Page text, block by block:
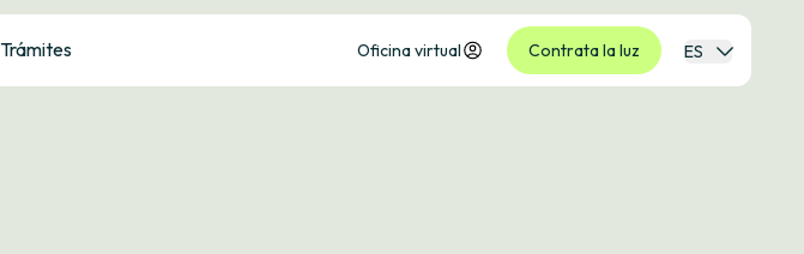
Trámites Oficina virtual Contrata la luz ES